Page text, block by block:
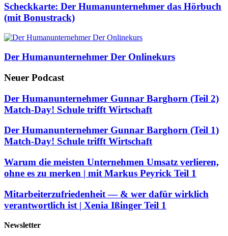
Scheckkarte: Der Humanunternehmer das Hörbuch
(mit Bonustrack)
Der Humanunternehmer Der Onlinekurs
Neuer Podcast
Der Humanunternehmer Gunnar Barghorn (Teil 2)
Match-Day! Schule trifft Wirtschaft
Der Humanunternehmer Gunnar Barghorn (Teil 1)
Match-Day! Schule trifft Wirtschaft
Warum die meisten Unternehmen Umsatz verlieren,
ohne es zu merken | mit Markus Peyrick Teil 1
Mitarbeiterzufriedenheit — & wer dafür wirklich
verantwortlich ist | Xenia Ißinger Teil 1
Newsletter